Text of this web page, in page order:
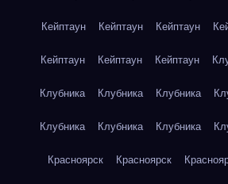
Кейптаун Кейптаун Кейптаун
Кейптаун Кейптаун Кейптаун
Клубника Клубника Клубника
Клубника Клубника Клубника
Красноярск Красноярск